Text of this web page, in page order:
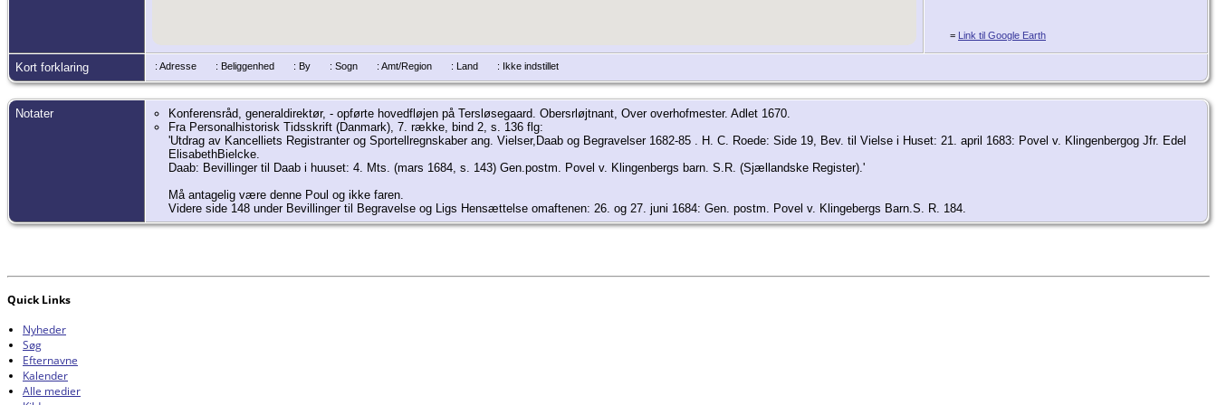
= Link til Google Earth
Kort forklaring : Adresse : Beliggenhed : By : Sogn : Amt/Region : Land : Ikke indstillet
Notater
Konferensråd, generaldirektør, - opførte hovedfløjen på Tersløsegaard. Obersrløjtnant, Over overhofmester. Adlet 1670.
Fra Personalhistorisk Tidsskrift (Danmark), 7. række, bind 2, s. 136 flg:
'Utdrag av Kancelliets Registranter og Sportellregnskaber ang. Vielser,Daab og Begravelser 1682-85 . H. C. Roede: Side 19, Bev. til Vielse i Huset: 21. april 1683: Povel v. Klingenbergog Jfr. Edel
ElisabethBielcke.
Daab: Bevillinger til Daab i huuset: 4. Mts. (mars 1684, s. 143) Gen.postm. Povel v. Klingenbergs barn. S.R. (Sjællandske Register).'
Må antagelig være denne Poul og ikke faren.
Videre side 148 under Bevillinger til Begravelse og Ligs Hensættelse omaftenen: 26. og 27. juni 1684: Gen. postm. Povel v. Klingebergs Barn.S. R. 184.
Quick Links
Nyheder
Søg
Efternavne
Kalender
Alle medier